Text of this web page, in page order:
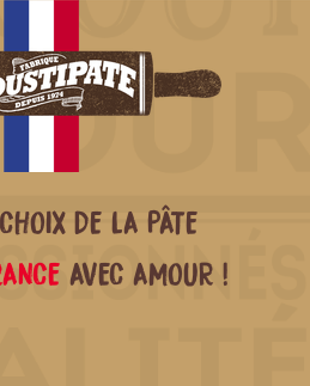
DE LA PÂTE
AVEC AMOUR !